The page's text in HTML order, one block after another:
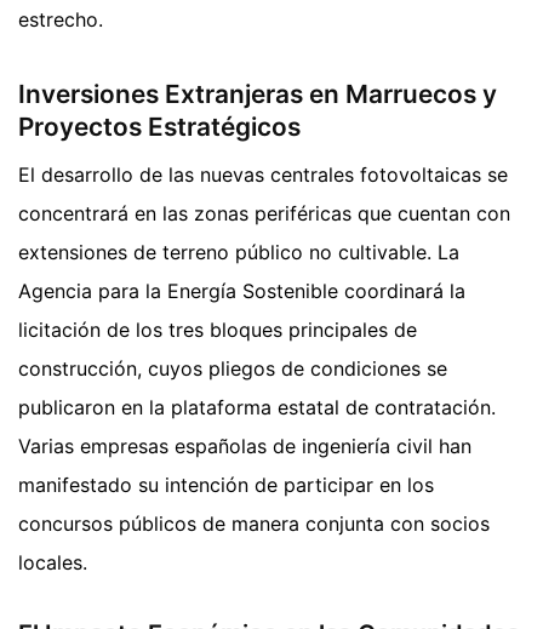
estrecho.
Inversiones Extranjeras en Marruecos y
Proyectos Estratégicos
El desarrollo de las nuevas centrales fotovoltaicas se
concentrará en las zonas periféricas que cuentan con
extensiones de terreno público no cultivable. La
Agencia para la Energía Sostenible coordinará la
licitación de los tres bloques principales de
construcción, cuyos pliegos de condiciones se
publicaron en la plataforma estatal de contratación.
Varias empresas españolas de ingeniería civil han
manifestado su intención de participar en los
concursos públicos de manera conjunta con socios
locales.